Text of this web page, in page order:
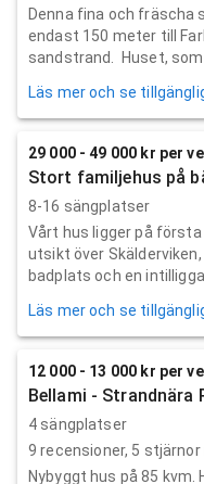
Denna fina och
endast 150 meter till
sandstrand. Huset, som
Läs mer och se
29 000 - 49 000 kr per
Stort familjehus på
8-16 sängplatser
Vårt hus ligger på
utsikt över
badplats och en
Läs mer och se
12 000 - 13 000 kr per
Bellami - Strandnära
4 sängplatser
9 recensioner, 5
Nybyggt hus på 85